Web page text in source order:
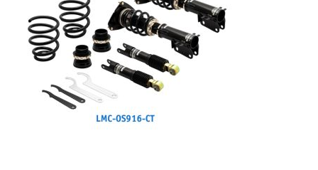
TOEVOEGEN AAN WINKELWAGEN
/
DETAILS